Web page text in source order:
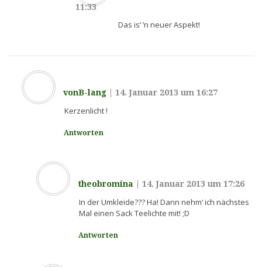
11:33
Das is‘ ’n neuer Aspekt!
vonB-lang |14. Januar 2013 um 16:27
Kerzenlicht !
Antworten
theobromina 14. Januar 2013 um 17:26
In der Umkleide??? Ha! Dann nehm‘ ich nächstes
Mal einen Sack Teelichte mit! ;D
Antworten